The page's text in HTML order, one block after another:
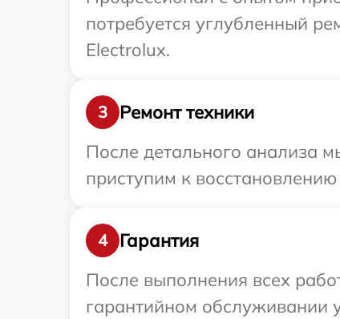
потребуется углубленный
Electrolux.
3
Ремонт техники
После детального анализа
приступим к восстановлению
4
Гарантия
После выполнения всех
гарантийном обслуживании